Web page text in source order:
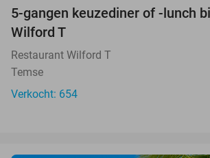
5-gangen keuzediner of -lunch
Wilford T
Restaurant Wilford T
Temse
Verkocht: 654